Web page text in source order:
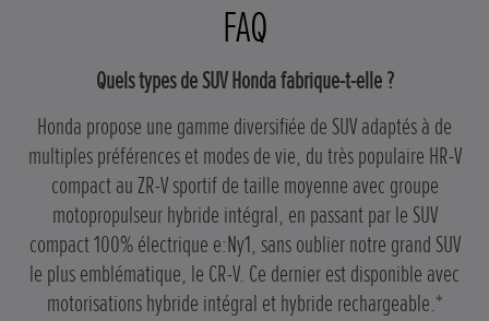
FAQ
Quels types de SUV Honda fabrique-t-elle ?
Honda propose une gamme diversifiée de SUV adaptés à de
multiples préférences et modes de vie, du très populaire HR-V
compact au ZR-V sportif de taille moyenne avec groupe
motopropulseur hybride intégral, en passant par le SUV
compact 100% électrique e:Ny1, sans oublier notre grand SUV
le plus emblématique, le CR-V. Ce dernier est disponible avec
motorisations hybride intégral et hybride rechargeable.*